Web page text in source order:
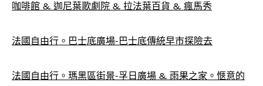
咖啡館 & 迦尼葉歌劇院 & 拉法葉百貨 & 瘋馬秀
法國自由行。巴士底廣場-巴士底傳統早市探險去
法國自由行。瑪黑區街景-孚日廣場 & 雨果之家。愜意的